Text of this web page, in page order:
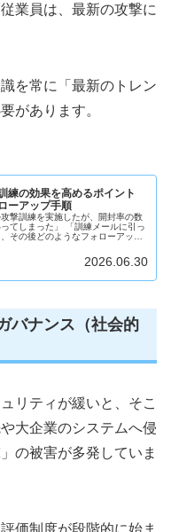
業員は、最新の攻撃に
を常に「最新のトレン
があります。
練の効果を高めるポイント
ーアップ手順
攻撃訓練を実施したが、開封率の数
てしまった」 「訓練メールに引っ
その後どのようなフォローアップ
2026.06.30
バナンス（社会的
リティが緩いと、そこ
大企業のシステムへ侵
の被害が多発していま
価制度が段階的に始ま